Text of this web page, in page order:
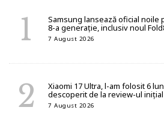
Samsung lansează oficial noile
8-a generație, inclusiv noul
7 August 2026
Xiaomi 17 Ultra, l-am folosit 6
descoperit de la review-ul inițial
7 August 2026